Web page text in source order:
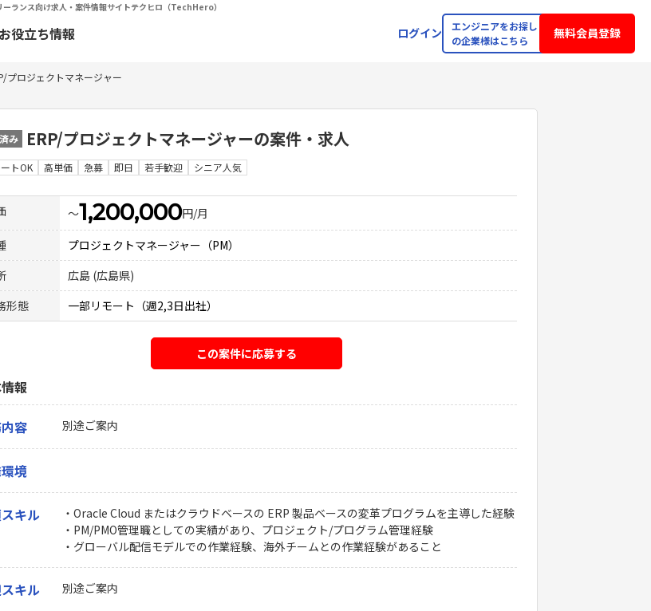
ランス向け求人・案件情報サイトテクヒロ（TechHero）
お役立ち情報 ログイン
エンジニアをお探し
の企業様はこちら
無料会員登録
プロジェクトマネージャー
み ERP/プロジェクトマネージャーの案件・求人
トOK 高単価 急募 即日 若手歓迎 シニア人気
〜1,200,000円/月
プロジェクトマネージャー（PM）
広島 (広島県)
形態
一部リモート（週2,3日出社）
この案件に応募する
報
容 別途ご案内
境
キル
・Oracle Cloud またはクラウドベースの ERP 製品ベースの変革プログラムを主導した経験
・PM/PMO管理職としての実績があり、プロジェクト/プログラム管理経験
・グローバル配信モデルでの作業経験、海外チームとの作業経験があること
キル 別途ご案内